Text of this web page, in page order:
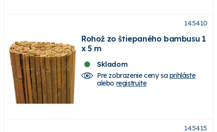
145410
Rohož zo štiepaného bambusu 1
x 5 m
Skladom
Pre zobrazenie ceny saprihláste
alebo registrujte
145415